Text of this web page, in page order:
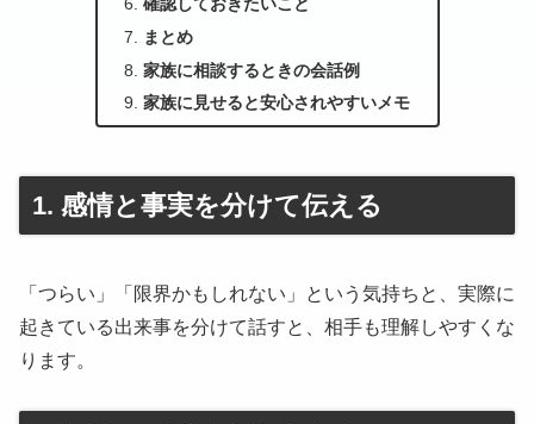
まとめ
家族に相談するときの会話例
家族に見せると安心されやすいメモ
1. 感情と事実を分けて伝える
「つらい」「限界かもしれない」という気持ちと、実際に
起きている出来事を分けて話すと、相手も理解しやすくな
ります。